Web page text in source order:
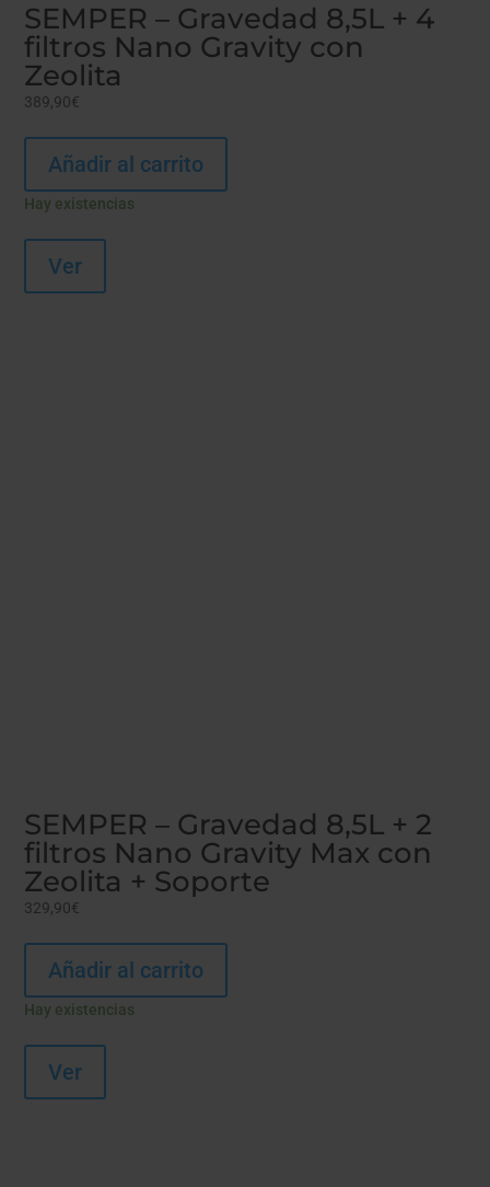
SEMPER – Gravedad 8,5L + 4
filtros Nano Gravity con
Zeolita
389,90€
Añadir al carrito
Hay existencias
Ver
SEMPER – Gravedad 8,5L + 2
filtros Nano Gravity Max con
Zeolita + Soporte
329,90€
Añadir al carrito
Hay existencias
Ver